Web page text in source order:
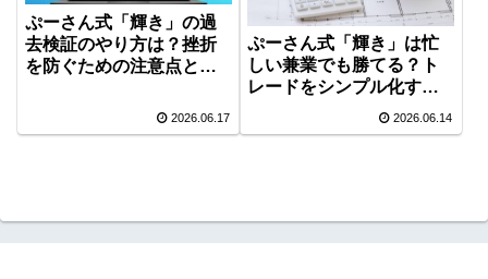
ぷーさん式「輝き」の過
去検証のやり方は？挫折
を防ぐための注意点と実
2026.06.17
ぷーさん式「輝き」は忙
しい兼業でも勝てる？ト
レードをシンプル化する
2026.06.14